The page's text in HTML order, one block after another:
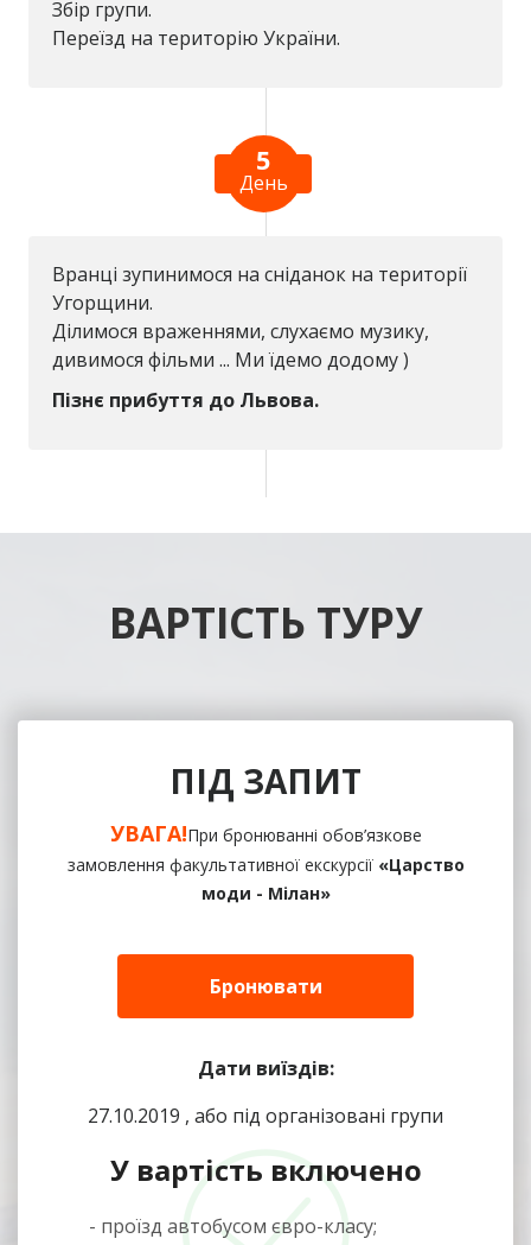
Збір групи.
Переїзд на територію України.
5
День
Вранці зупинимося на сніданок на території
Угорщини.
Ділимося враженнями, слухаємо музику,
дивимося фільми ... Ми їдемо додому )
Пізнє прибуття до Львова.
ВАРТІСТЬ ТУРУ
ПІД ЗАПИТ
УВАГА!При бронюванні обов’язкове
замовлення факультативної екскурсії «Царство
моди - Мілан»
Бронювати
Дати виїздів:
27.10.2019 , або під організовані групи
У вартість включено
- проїзд автобусом євро-класу;